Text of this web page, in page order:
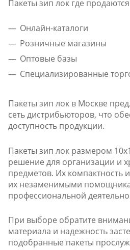
Пакеты зип лок где
Онлайн-каталоги
Розничные магазины
Оптовые базы
Специализированные
Пакеты зип лок в Москве
сеть дистрибьюторов, что
доступность продукции.
Пакеты зип лок размером
решение для организации и
предметов. Их компактность
их незаменимыми
профессиональной
При выборе обратите
материала и надежность
подобранные пакеты